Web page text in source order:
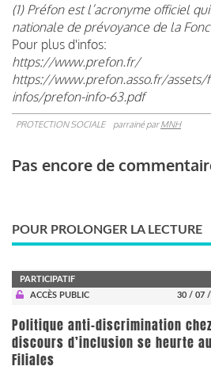
(1) Préfon est l’acronyme officiel
nationale de prévoyance de la
Pour plus d'infos:
https://www.prefon.fr/
https://www.prefon.asso.fr/
infos/prefon-info-63.pdf
PROTECTION SOCIALE parrainé parMNH
Pas encore de
POUR PROLONGER LA LECTURE
PARTICIPATIF
ACCÈS PUBLIC
30 / 07
Politique anti-discrimination chez
discours d’inclusion se heurte
Filiales